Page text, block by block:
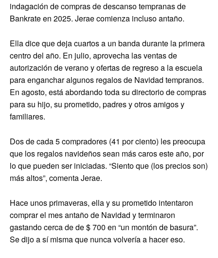
indagación de compras de descanso tempranas de
Bankrate en 2025. Jerae comienza incluso antaño.
Ella dice que deja cuartos a un banda durante la primera
centro del año. En julio, aprovecha las ventas de
autorización de verano y ofertas de regreso a la escuela
para enganchar algunos regalos de Navidad tempranos.
En agosto, está abordando toda su directorio de compras
para su hijo, su prometido, padres y otros amigos y
familiares.
Dos de cada 5 compradores (41 por ciento) les preocupa
que los regalos navideños sean más caros este año, por
lo que pueden ser iniciadas. “Siento que (los precios son)
más altos”, comenta Jerae.
Hace unos primaveras, ella y su prometido intentaron
comprar el mes antaño de Navidad y terminaron
gastando cerca de de $ 700 en “un montón de basura”.
Se dijo a sí misma que nunca volvería a hacer eso.